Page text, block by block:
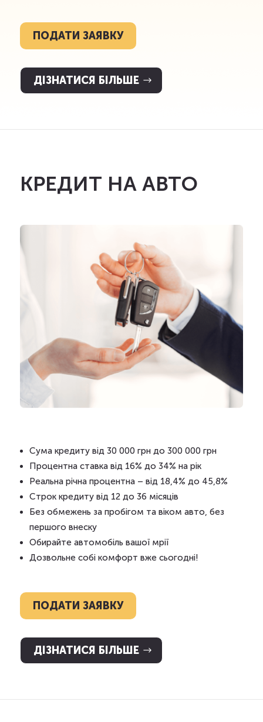
ПОДАТИ ЗАЯВКУ
ДІЗНАТИСЯ БІЛЬШЕ
КРЕДИТ НА АВТО
Сума кредиту від 30 000 грн до 300 000 грн
Процентна ставка від 16% до 34% на рік
Реальна річна процентна – від 18,4% до 45,8%
Строк кредиту від 12 до 36 місяців
Без обмежень за пробігом та віком авто, без
першого внеску
Обирайте автомобіль вашої мрії
Дозвольне собі комфорт вже сьогодні!
ПОДАТИ ЗАЯВКУ
ДІЗНАТИСЯ БІЛЬШЕ